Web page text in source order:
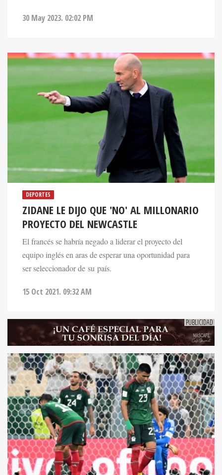
30 May 2023. 02:02 PM
DEPORTES
ZIDANE LE DIJO QUE 'NO' AL MILLONARIO
PROYECTO DEL NEWCASTLE
El francés se habría negado a liderar el proyecto del
equipo inglés en aras de esperar una oportunidad para
ser seleccionador de su país.
15 Oct 2021. 09:32 AM